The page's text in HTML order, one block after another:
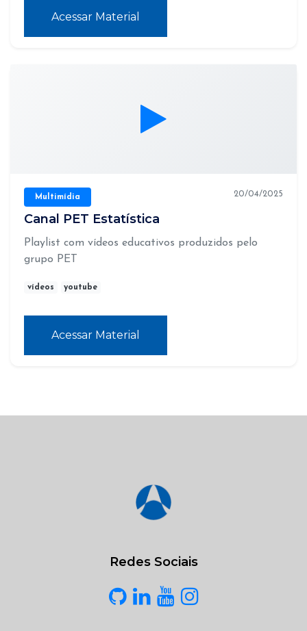
Acessar Material
Multimídia 20/04/2025
Canal PET Estatística
Playlist com vídeos educativos produzidos pelo
grupo PET
vídeos youtube
Acessar Material
Redes Sociais